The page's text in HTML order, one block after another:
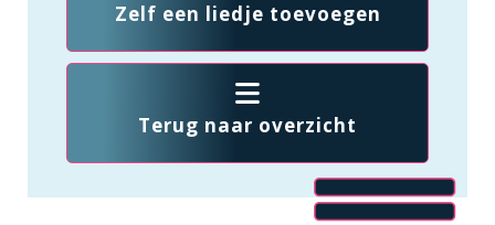
Zelf een liedje toevoegen
Terug naar overzicht